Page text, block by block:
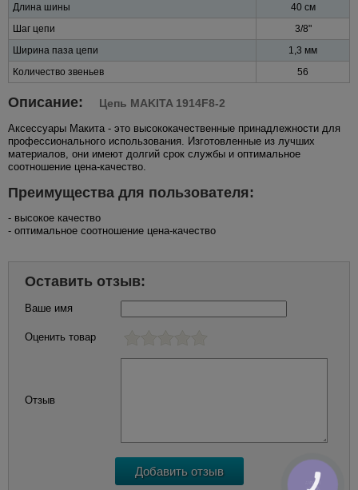
Длина шины
40 см
Шаг цепи
3/8"
Ширина паза цепи
1,3 мм
Количество звеньев
56
Описание: Цепь MAKITA 1914F8-2
Аксессуары Макита - это высококачественные принадлежности для
профессионального использования. Изготовленные из лучших
материалов, они имеют долгий срок службы и оптимальное
соотношение цена-качество.
Преимущества для пользователя:
- высокое качество
- оптимальное соотношение цена-качество
Оставить отзыв:
Ваше имя
Оценить товар
Отзыв
КНОПКА
ЗВ'ЯЗКУ